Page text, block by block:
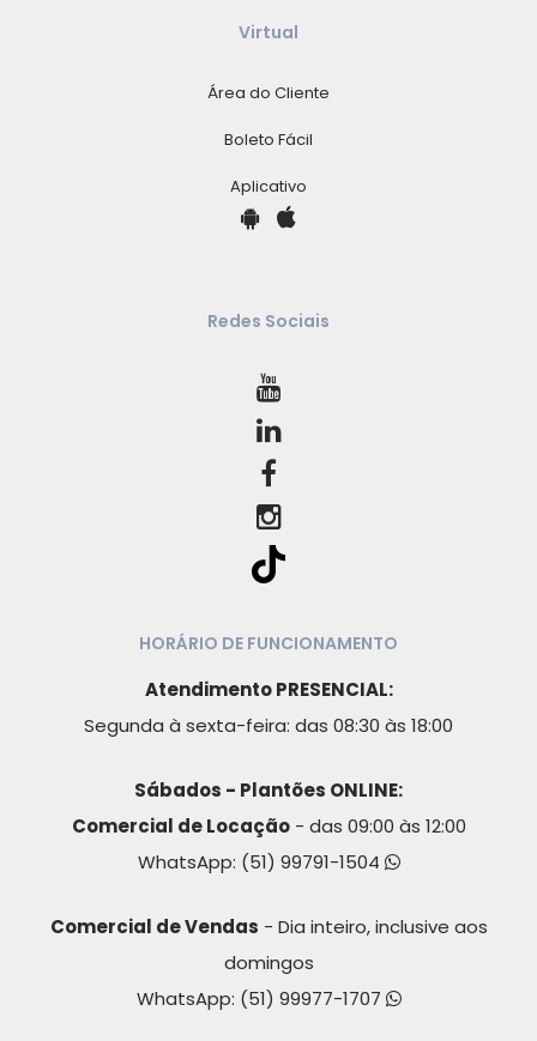
Virtual
Área do Cliente
Boleto Fácil
Aplicativo
Redes Sociais
HORÁRIO DE FUNCIONAMENTO
Atendimento PRESENCIAL:
Segunda à sexta-feira: das 08:30 às 18:00
Sábados - Plantões ONLINE:
Comercial de Locação- das 09:00 às 12:00
WhatsApp: (51) 99791-1504
Comercial de Vendas - Dia inteiro, inclusive aos
domingos
WhatsApp: (51) 99977-1707